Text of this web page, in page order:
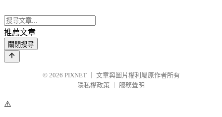
推薦文章
關閉搜尋
© 2026 PIXNET
文章與圖片權利屬原作者所有
隱私權政策
服務聲明
⚠️